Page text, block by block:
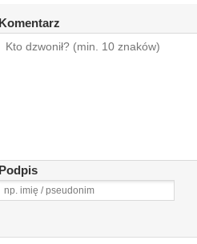
Komentarz
Podpis